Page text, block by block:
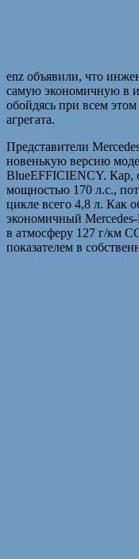
enz объявили, что
самую экономичную в
обойдясь при всем
агрегата.
Представители
новенькую версию
BlueEFFICIENCY. Кар,
мощностью 170 л.с.,
цикле всего 4,8 л. Как
экономичный
в атмосферу 127 г/км
показателем в